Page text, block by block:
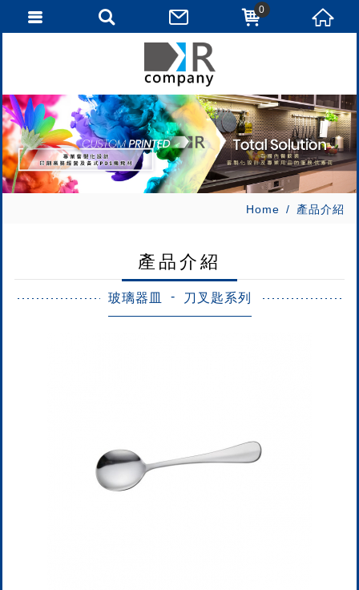
Home 產品介紹
產品介紹
玻璃器皿 刀叉匙系列
0